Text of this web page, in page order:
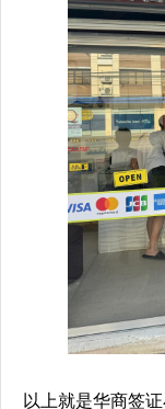
以上就是华商签